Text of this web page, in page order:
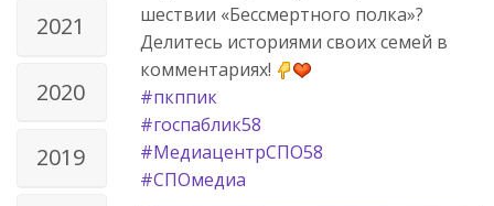
2021
2020
2019
шествии «Бессмертного полка»?
Делитесь историями своих семей в
комментариях!
#пкппик
#госпаблик58
#МедиацентрСПО58
#СПОмедиа